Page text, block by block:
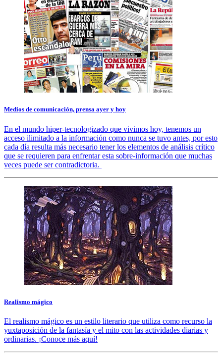
Medios de comunicación, prensa ayer y hoy
En el mundo hiper-tecnologizado que vivimos hoy, tenemos un
acceso ilimitado a la información como nunca se tuvo antes, por esto
cada día resulta más necesario tener los elementos de análisis crítico
que se requieren para enfrentar esta sobre-información que muchas
veces puede ser contradictoria.
Realismo mágico
El realismo mágico es un estilo literario que utiliza como recurso la
yuxtaposición de la fantasía y el mito con las actividades diarias y
ordinarias. ¡Conoce más aquí!